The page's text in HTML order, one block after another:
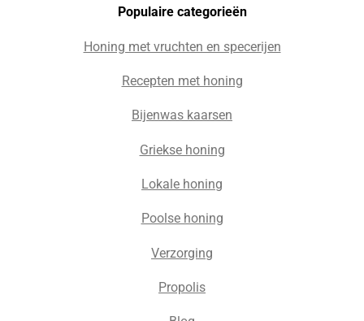
Populaire categorieën
Honing met vruchten en specerijen
Recepten met honing
Bijenwas kaarsen
Griekse honing
Lokale honing
Poolse honing
Verzorging
Propolis